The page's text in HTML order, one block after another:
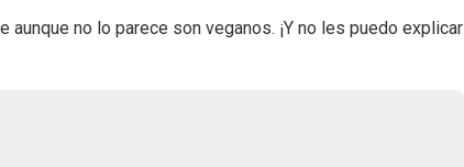
no lo parece son veganos. ¡Y no les puedo explicar